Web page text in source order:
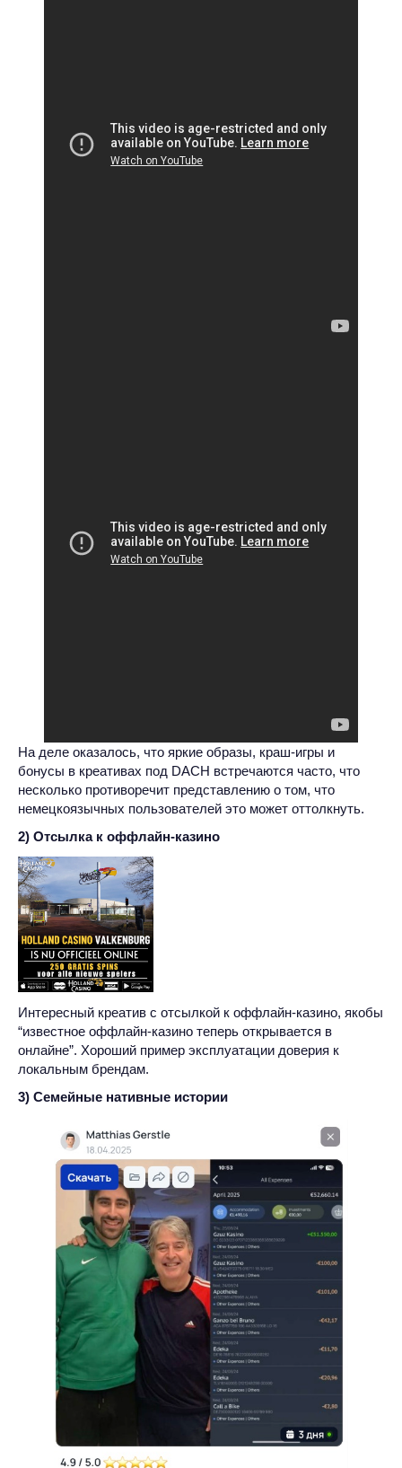
На деле оказалось, что яркие образы, краш-игры и
бонусы в креативах под DACH встречаются часто, что
несколько противоречит представлению о том, что
немецкоязычных пользователей это может оттолкнуть.
2) Отсылка к оффлайн-казино
Интересный креатив с отсылкой к оффлайн-казино, якобы
“известное оффлайн-казино теперь открывается в
онлайне”. Хороший пример эксплуатации доверия к
локальным брендам.
3) Семейные нативные истории